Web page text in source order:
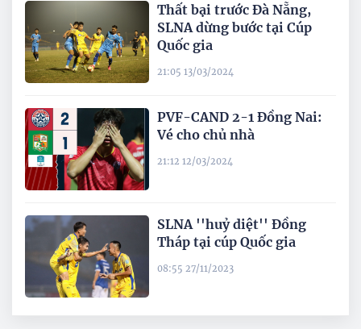
Thất bại trước Đà Nẵng,
SLNA dừng bước tại Cúp
Quốc gia
21:05 13/03/2024
PVF-CAND 2-1 Đồng Nai:
Vé cho chủ nhà
21:12 12/03/2024
SLNA ''huỷ diệt'' Đồng
Tháp tại cúp Quốc gia
08:55 27/11/2023